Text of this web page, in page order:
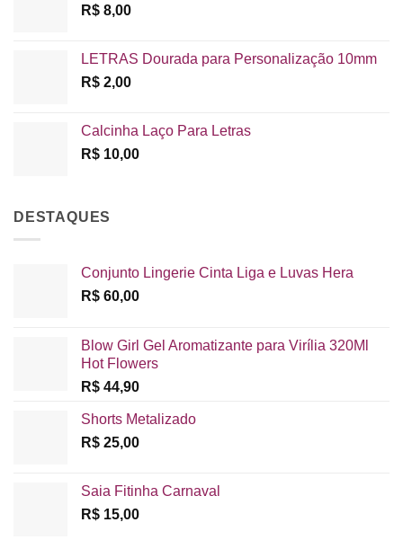
R$ 8,00
LETRAS Dourada para Personalização 10mm
R$ 2,00
Calcinha Laço Para Letras
R$ 10,00
DESTAQUES
Conjunto Lingerie Cinta Liga e Luvas Hera
R$ 60,00
Blow Girl Gel Aromatizante para Virília 320Ml
Hot Flowers
R$ 44,90
Shorts Metalizado
R$ 25,00
Saia Fitinha Carnaval
R$ 15,00